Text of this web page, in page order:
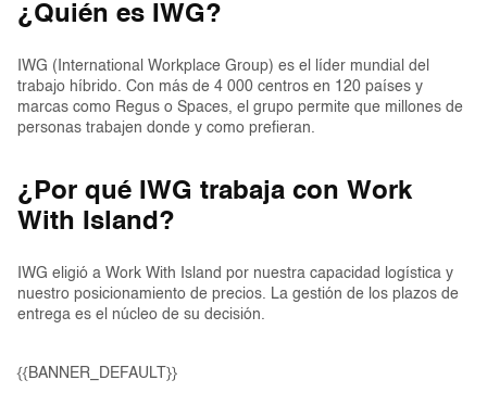
¿Quién es IWG?
IWG (International Workplace Group) es el líder mundial del
trabajo híbrido. Con más de 4 000 centros en 120 países y
marcas como Regus o Spaces, el grupo permite que millones de
personas trabajen donde y como prefieran.
¿Por qué IWG trabaja con Work
With Island?
IWG eligió a Work With Island por nuestra capacidad logística y
nuestro posicionamiento de precios. La gestión de los plazos de
entrega es el núcleo de su decisión.
{{BANNER_DEFAULT}}